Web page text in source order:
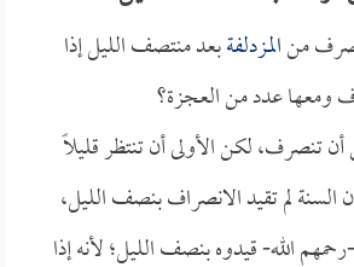
منالمزدلفةبعد منتصف الليل إذا
ومعها عدد من العجزة؟
تنصرف، لكن الأولى أن تنتظر قليلاً
لم تقيد الانصراف بنصف الليل،
الله- قيدوه بنصف الليل؛ لأنه إذا